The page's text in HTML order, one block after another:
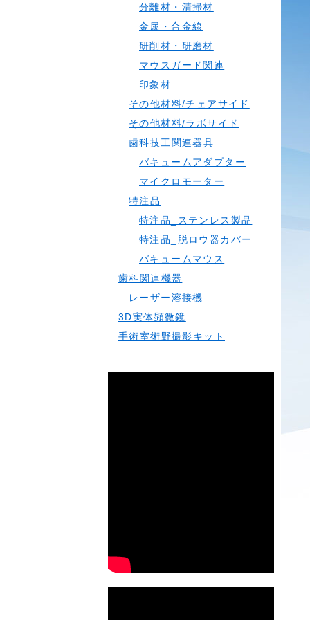
分離材・清掃材
金属・合金線
研削材・研磨材
マウスガード関連
印象材
その他材料/チェアサイド
その他材料/ラボサイド
歯科技工関連器具
バキュームアダプター
マイクロモーター
特注品
特注品_ステンレス製品
特注品_脱ロウ器カバー
バキュームマウス
歯科関連機器
レーザー溶接機
3D実体顕微鏡
手術室術野撮影キット